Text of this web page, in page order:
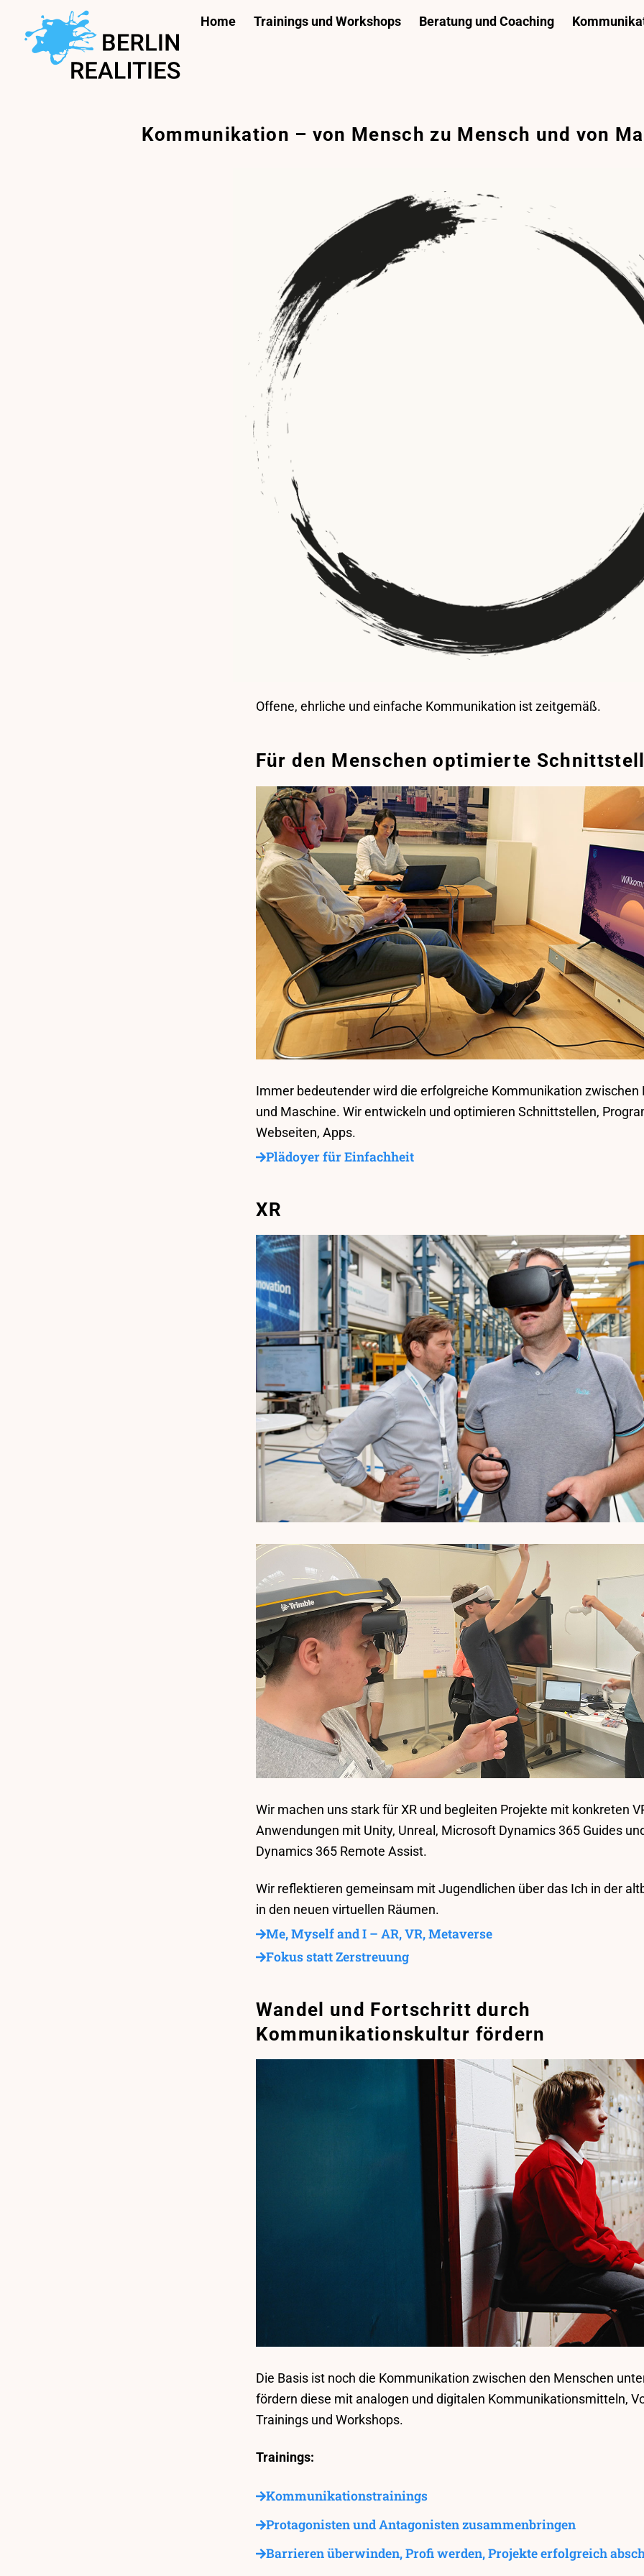
Inhalt
springen
Home Trainings und Workshops Beratung und Coaching
Kommunikation – von Mensch zu Mensch und von
Offene, ehrliche und einfache Kommunikation ist zeitgemäß.
Für den Menschen optimierte
Immer bedeutender wird die erfolgreiche Kommunikation zwischen
und Maschine. Wir entwickeln und optimieren Schnittstellen,
Webseiten, Apps.
Plädoyer für Einfachheit
XR
Wir machen uns stark für XR und begleiten Projekte mit konkreten
Anwendungen mit Unity, Unreal, Microsoft Dynamics 365 Guides
Dynamics 365 Remote Assist.
Wir reflektieren gemeinsam mit Jugendlichen über das Ich in der
in den neuen virtuellen Räumen.
Me, Myself and I – AR, VR, Metaverse
Fokus statt Zerstreuung
Wandel und Fortschritt durch
Kommunikationskultur fördern
Die Basis ist noch die Kommunikation zwischen den Menschen
fördern diese mit analogen und digitalen Kommunikationsmitteln,
Trainings und Workshops.
Trainings:
Kommunikationstrainings
Protagonisten und Antagonisten zusammenbringen
Barrieren überwinden, Profi werden, Projekte erfolgreich